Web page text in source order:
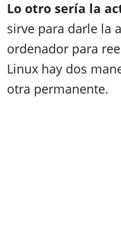
Lo otro sería la
sirve para darle la
ordenador para
Linux hay dos
otra permanente.